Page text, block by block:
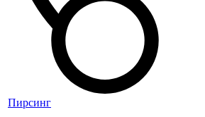
Пирсинг